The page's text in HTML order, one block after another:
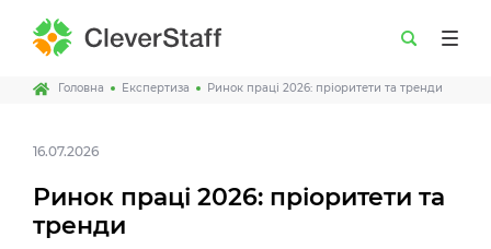
Головна Експертиза Ринок праці 2026: пріоритети та тренди
16.07.2026
Ринок праці 2026: пріоритети та
тренди